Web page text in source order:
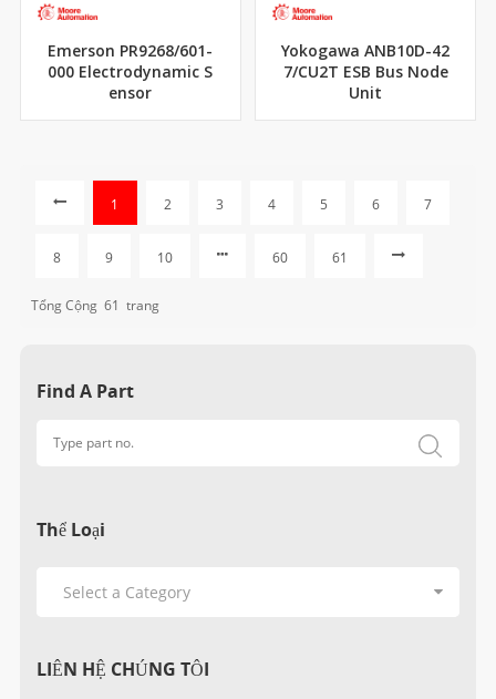
Emerson PR9268/601-
000 Electrodynamic S
ensor
Yokogawa ANB10D-42
7/CU2T ESB Bus Node
Unit
1 2 3 4 5 6 7
8 9 10 60 61
Tổng Cộng 61 Trang
Find A Part
Thể Loại
LIÊN HỆ CHÚNG TÔI